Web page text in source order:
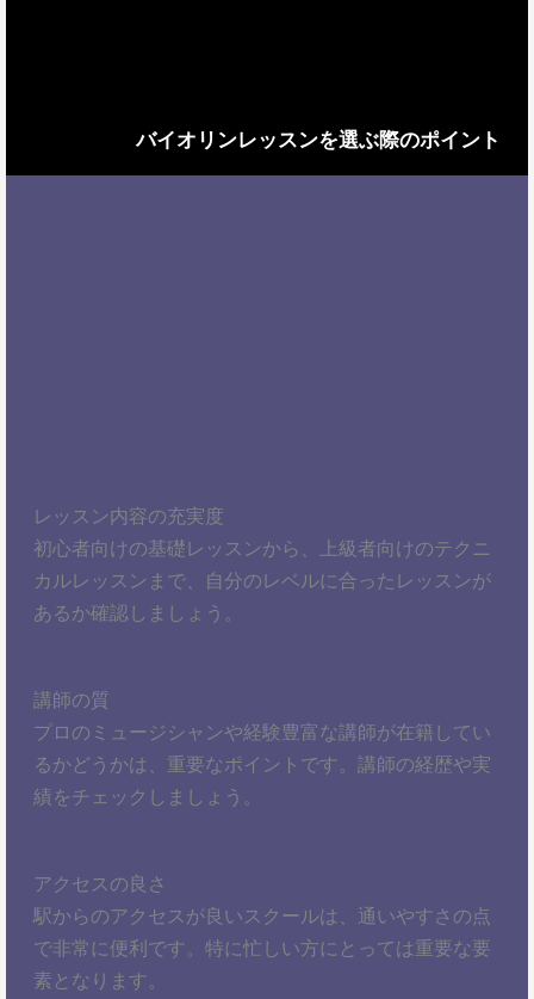
バイオリンレッスンを選ぶ際のポイント
レッスン内容の充実度
初心者向けの基礎レッスンから、上級者向けのテクニ
カルレッスンまで、自分のレベルに合ったレッスンが
あるか確認しましょう。
講師の質
プロのミュージシャンや経験豊富な講師が在籍してい
るかどうかは、重要なポイントです。講師の経歴や実
績をチェックしましょう。
アクセスの良さ
駅からのアクセスが良いスクールは、通いやすさの点
で非常に便利です。特に忙しい方にとっては重要な要
素となります。